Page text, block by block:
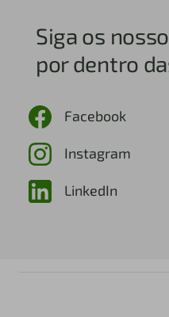
Siga os
por dentro
Facebook
Instagram
LinkedIn